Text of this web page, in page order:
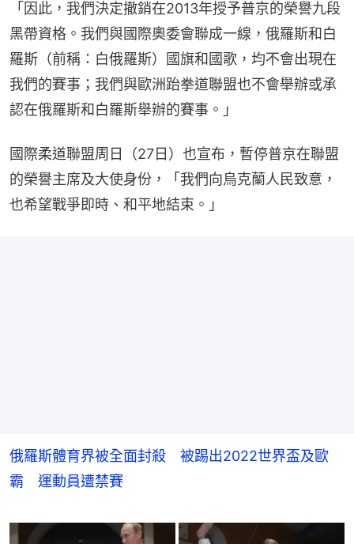
「因此，我們決定撤銷在2013年授予普京的榮譽九段
黑帶資格。我們與國際奧委會聯成一線，俄羅斯和白
羅斯（前稱：白俄羅斯）國旗和國歌，均不會出現在
我們的賽事；我們與歐洲跆拳道聯盟也不會舉辦或承
認在俄羅斯和白羅斯舉辦的賽事。」
國際柔道聯盟周日（27日）也宣布，暫停普京在聯盟
的榮譽主席及大使身份，「我們向烏克蘭人民致意，
也希望戰爭即時、和平地結束。」
俄羅斯體育界被全面封殺 被踢出2022世界盃及歐
霸 運動員遭禁賽